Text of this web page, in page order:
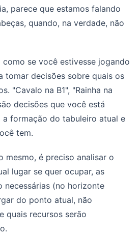
parece que estamos falando
quando, na verdade, não
como se você estivesse jogando
tomar decisões sobre quais os
"Cavalo na B1", "Rainha na
decisões que você está
a formação do tabuleiro atual e
tem.
mesmo, é preciso analisar o
lugar se quer ocupar, as
necessárias (no horizonte
do ponto atual, não
quais recursos serão